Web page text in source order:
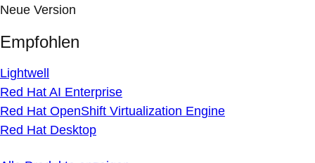
Neue Version
Empfohlen
Lightwell
Red Hat AI Enterprise
Red Hat OpenShift Virtualization Engine
Red Hat Desktop